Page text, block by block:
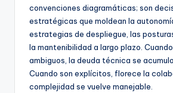
U
convenciones diagramáticas; son
estratégicas que moldean la
estrategias de despliegue, las
la mantenibilidad a largo plazo.
ambiguos, la deuda técnica se
Cuando son explícitos, florece la
complejidad se vuelve manejable.